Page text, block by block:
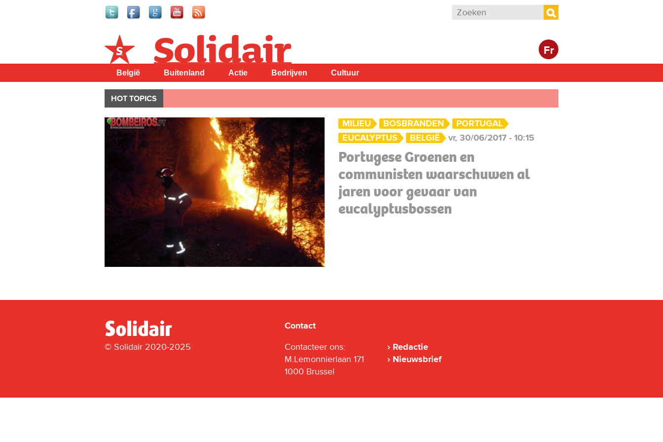
Zoekveld
Zoeken
Fr
Solidair
België Buitenland Actie Bedrijven Cultuur
HOT TOPICS
MILIEU BOSBRANDEN
PORTUGAL
EUCALYPTUS
BELGIË vr, 30/06/2017 - 10:15
Portugese Groenen en
communisten waarschuwen al
jaren voor gevaar van
eucalyptusbossen
© Solidair 2020-2025
Contact
Contacteer ons:
M.Lemonnierlaan 171
1000 Brussel
Redactie
Nieuwsbrief